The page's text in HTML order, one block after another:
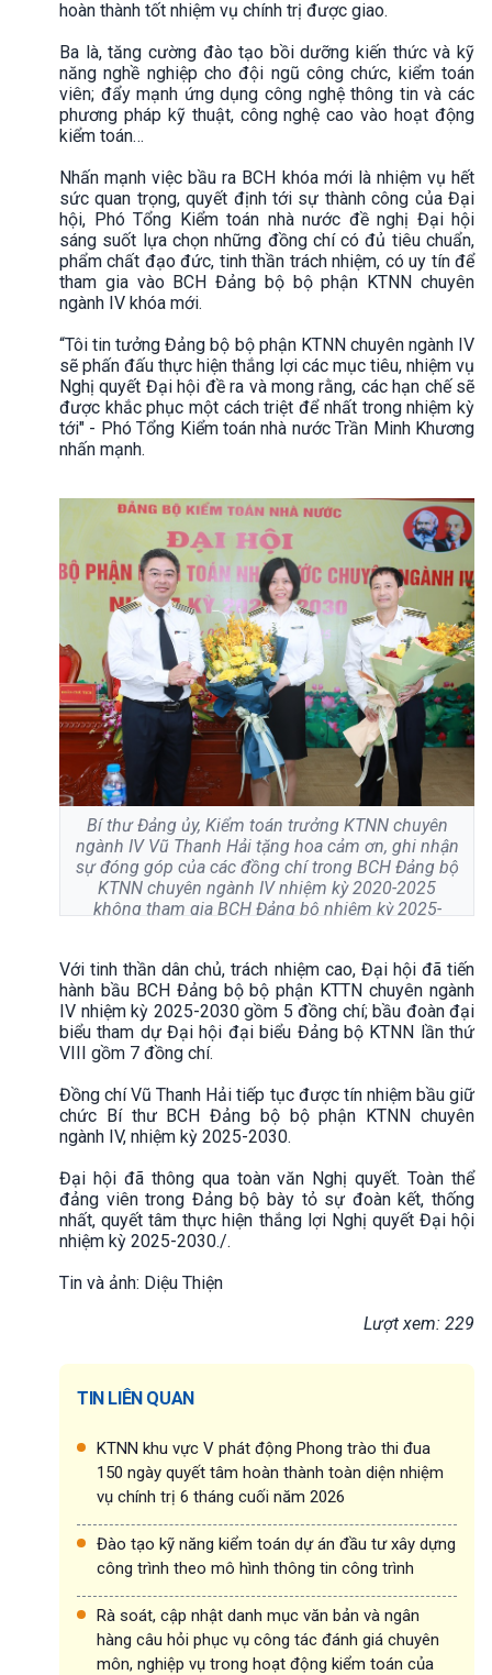
hoàn thành tốt nhiệm vụ chính trị được giao.
Ba là, tăng cường đào tạo bồi dưỡng kiến thức và kỹ
năng nghề nghiệp cho đội ngũ công chức, kiểm toán
viên; đẩy mạnh ứng dụng công nghệ thông tin và các
phương pháp kỹ thuật, công nghệ cao vào hoạt động
kiểm toán…
Nhấn mạnh việc bầu ra BCH khóa mới là nhiệm vụ hết
sức quan trọng, quyết định tới sự thành công của Đại
hội, Phó Tổng Kiểm toán nhà nước đề nghị Đại hội
sáng suốt lựa chọn những đồng chí có đủ tiêu chuẩn,
phẩm chất đạo đức, tinh thần trách nhiệm, có uy tín để
tham gia vào BCH Đảng bộ bộ phận KTNN chuyên
ngành IV khóa mới.
“Tôi tin tưởng Đảng bộ bộ phận KTNN chuyên ngành IV
sẽ phấn đấu thực hiện thắng lợi các mục tiêu, nhiệm vụ
Nghị quyết Đại hội đề ra và mong rằng, các hạn chế sẽ
được khắc phục một cách triệt để nhất trong nhiệm kỳ
tới" - Phó Tổng Kiểm toán nhà nước Trần Minh Khương
nhấn mạnh.
Bí thư Đảng ủy, Kiểm toán trưởng KTNN chuyên
ngành IV Vũ Thanh Hải tặng hoa cảm ơn, ghi nhận
sự đóng góp của các đồng chí trong BCH Đảng bộ
KTNN chuyên ngành IV nhiệm kỳ 2020-2025
không tham gia BCH Đảng bộ nhiệm kỳ 2025-
Với tinh thần dân chủ, trách nhiệm cao, Đại hội đã tiến
hành bầu BCH Đảng bộ bộ phận KTTN chuyên ngành
IV nhiệm kỳ 2025-2030 gồm 5 đồng chí; bầu đoàn đại
biểu tham dự Đại hội đại biểu Đảng bộ KTNN lần thứ
VIII gồm 7 đồng chí.
Đồng chí Vũ Thanh Hải tiếp tục được tín nhiệm bầu giữ
chức Bí thư BCH Đảng bộ bộ phận KTNN chuyên
ngành IV, nhiệm kỳ 2025-2030.
Đại hội đã thông qua toàn văn Nghị quyết. Toàn thể
đảng viên trong Đảng bộ bày tỏ sự đoàn kết, thống
nhất, quyết tâm thực hiện thắng lợi Nghị quyết Đại hội
nhiệm kỳ 2025-2030./.
Tin và ảnh: Diệu Thiện
Lượt xem: 229
TIN LIÊN QUAN
KTNN khu vực V phát động Phong trào thi đua
150 ngày quyết tâm hoàn thành toàn diện nhiệm
vụ chính trị 6 tháng cuối năm 2026
Đào tạo kỹ năng kiểm toán dự án đầu tư xây dựng
công trình theo mô hình thông tin công trình
Rà soát, cập nhật danh mục văn bản và ngân
hàng câu hỏi phục vụ công tác đánh giá chuyên
môn, nghiệp vụ trong hoạt động kiểm toán của